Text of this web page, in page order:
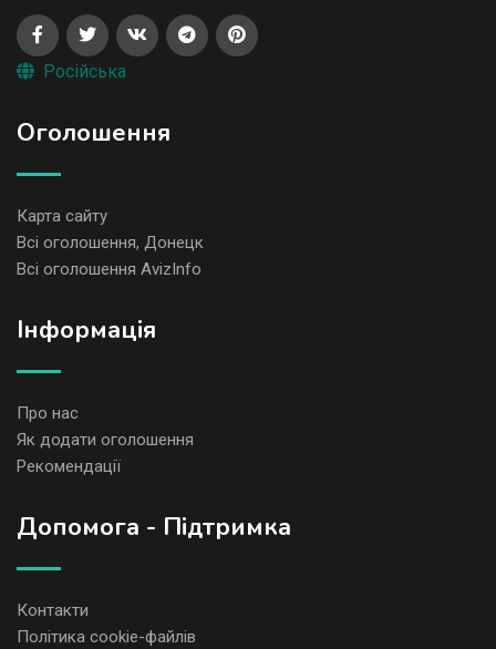
Російська
Оголошення
Карта сайту
Всі оголошення, Донецк
Всі оголошення AvizInfo
Iнформація
Про нас
Як додати оголошення
Рекомендації
Допомога - Підтримка
Контакти
Політика cookie-файлів